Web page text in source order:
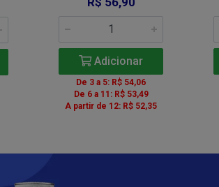
Adicionar
De 3 a 5: R$ 54,06
De 6 a 11: R$ 53,49
A partir de 12: R$ 52,35